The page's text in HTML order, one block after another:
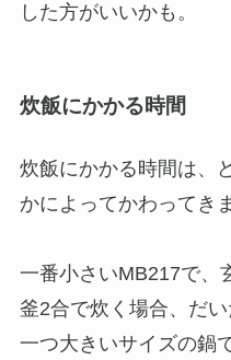
した方がいいかも。
炊飯にかかる時間
炊飯にかかる時間は、
かによってかわってき
一番小さいMB217で
釜2合で炊く場合、だ
一つ大きいサイズの鍋